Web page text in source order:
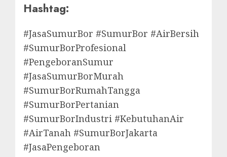
Hashtag:
#JasaSumurBor #SumurBor #AirBersih
#SumurBorProfesional
#PengeboranSumur
#JasaSumurBorMurah
#SumurBorRumahTangga
#SumurBorPertanian
#SumurBorIndustri #KebutuhanAir
#AirTanah #SumurBorJakarta
#JasaPengeboran